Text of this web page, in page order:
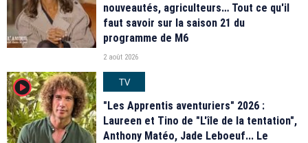
nouveautés, agriculteurs… Tout ce qu'il
faut savoir sur la saison 21 du
programme de M6
2 août 2026
player2
TV
"Les Apprentis aventuriers" 2026 :
Laureen et Tino de "L'île de la tentation",
Anthony Matéo, Jade Leboeuf... Le